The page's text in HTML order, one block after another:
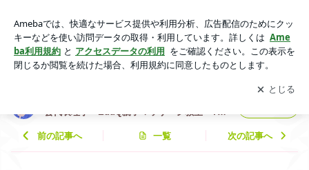
ル♡ベビー・キッズ・成長期マッサージ | 一般社団法人EduQ
国際ナチュラルタッチ協会代表理事 EduQ親子マッサージ教
室～Tsunagu～主宰 伊吹砂織
アプリをダウンロードして ブログの更新通知
を受け取りまし
ょう。
開く
会代表理事 EduQ親子マッサージ教室～Tsu
前の記事へ 一覧 次の記事へ